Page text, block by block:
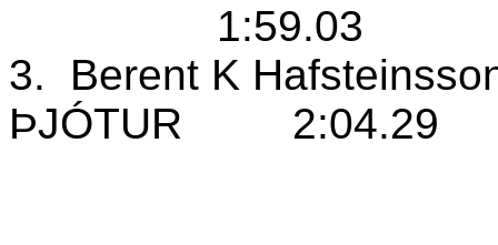
1:59.03
3.
Berent K
ÞJÓTUR
2:04.29